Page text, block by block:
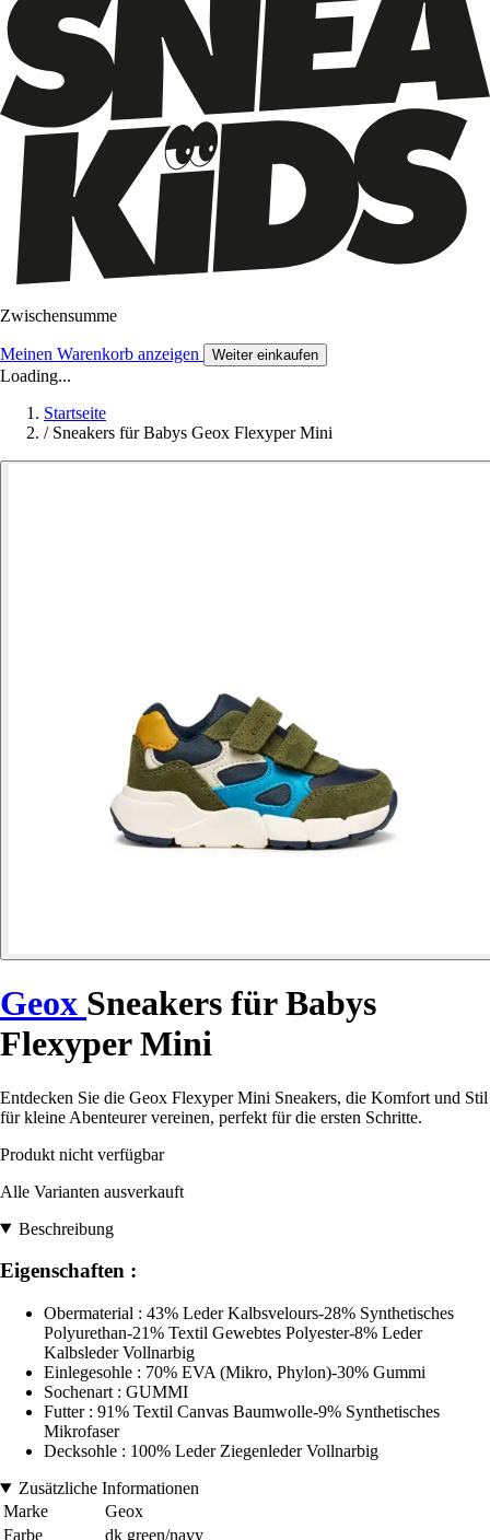
Zwischensumme
Meinen Warenkorb anzeigen Weiter einkaufen
Loading...
Startseite
/ Sneakers für Babys Geox Flexyper Mini
Geox Sneakers für Babys
Flexyper Mini
Entdecken Sie die Geox Flexyper Mini Sneakers, die Komfort und Stil
für kleine Abenteurer vereinen, perfekt für die ersten Schritte.
Produkt nicht verfügbar
Alle Varianten ausverkauft
Beschreibung
Eigenschaften :
Obermaterial : 43% Leder Kalbsvelours-28% Synthetisches
Polyurethan-21% Textil Gewebtes Polyester-8% Leder
Kalbsleder Vollnarbig
Einlegesohle : 70% EVA (Mikro, Phylon)-30% Gummi
Sochenart : GUMMI
Futter : 91% Textil Canvas Baumwolle-9% Synthetisches
Mikrofaser
Decksohle : 100% Leder Ziegenleder Vollnarbig
Zusätzliche Informationen
Marke
Geox
Farbe
dk green/navy